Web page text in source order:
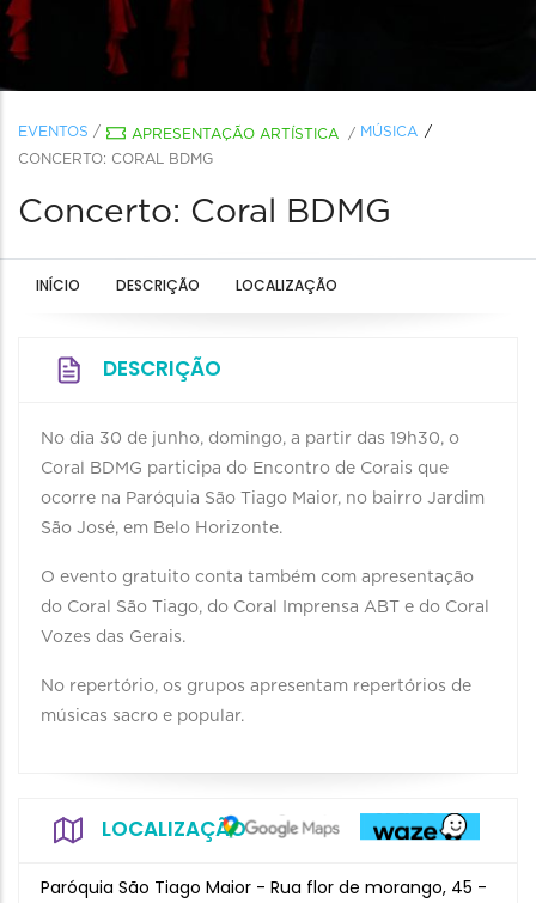
EVENTOS / APRESENTAÇÃO ARTÍSTICA / MÚSICA
CONCERTO: CORAL BDMG
Concerto: Coral BDMG
INÍCIO DESCRIÇÃO LOCALIZAÇÃO
DESCRIÇÃO
No dia 30 de junho, domingo, a partir das 19h30, o
Coral BDMG participa do Encontro de Corais que
ocorre na Paróquia São Tiago Maior, no bairro Jardim
São José, em Belo Horizonte.
O evento gratuito conta também com apresentação
do Coral São Tiago, do Coral Imprensa ABT e do Coral
Vozes das Gerais.
No repertório, os grupos apresentam repertórios de
músicas sacro e popular.
LOCALIZAÇÃO
Paróquia São Tiago Maior - Rua flor de morango, 45 -